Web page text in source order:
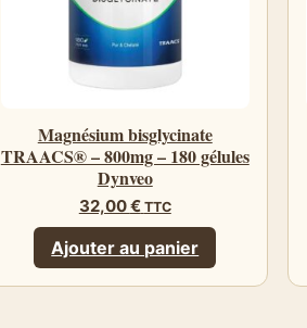
Magnésium bisglycinate
TRAACS® – 800mg – 180 gélules
Dynveo
32,00€ TTC
Ajouter au panier